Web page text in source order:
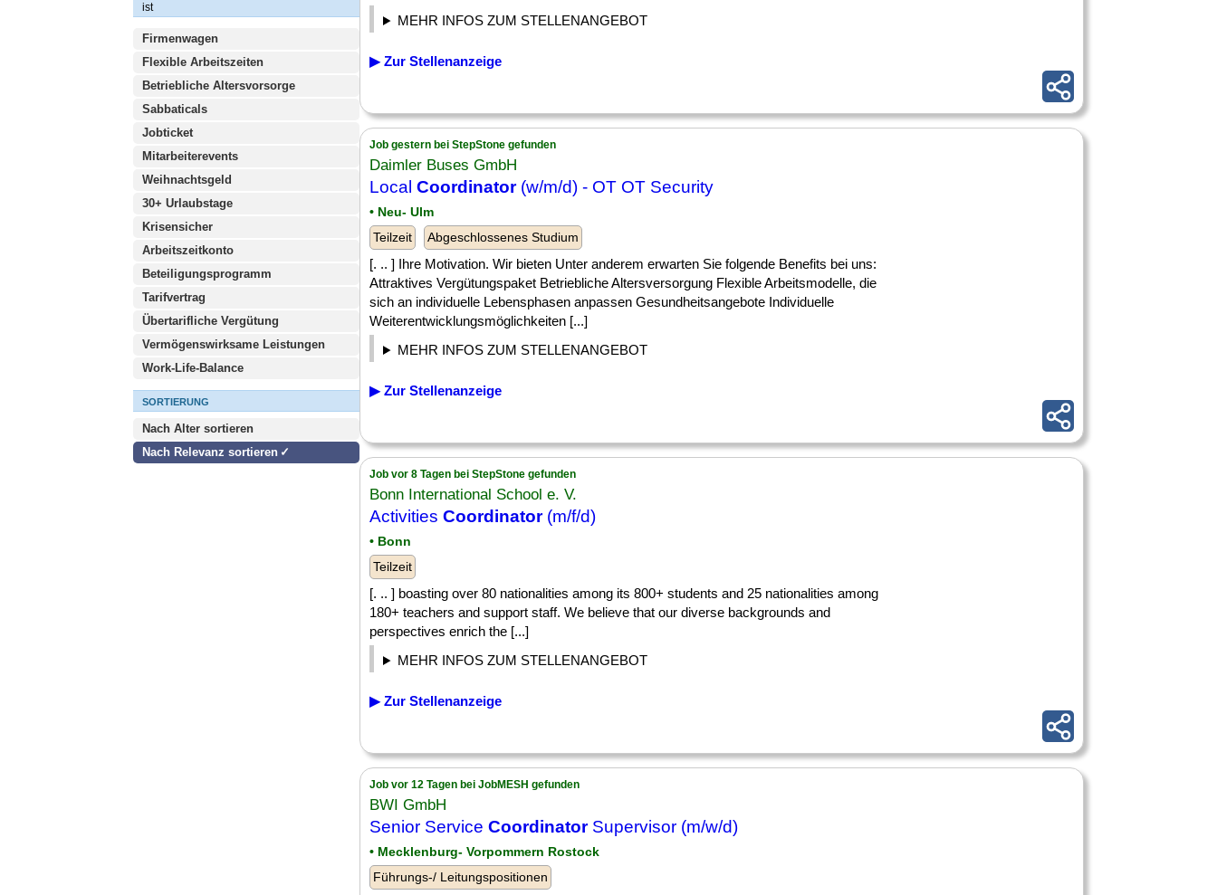
ist
Firmenwagen
Flexible Arbeitszeiten
Betriebliche Altersvorsorge
Sabbaticals
Jobticket
Mitarbeiterevents
Weihnachtsgeld
30+ Urlaubstage
Krisensicher
Arbeitszeitkonto
Beteiligungsprogramm
Tarifvertrag
Übertarifliche Vergütung
Vermögenswirksame Leistungen
Work-Life-Balance
SORTIERUNG
Nach Alter sortieren
Nach Relevanz sortieren
MEHR INFOS ZUM STELLENANGEBOT
▶ Zur Stellenanzeige
Job gestern bei StepStone gefunden
Daimler Buses GmbH
Local Coordinator(w/m/d) - OT OT Security
• Neu- Ulm
Teilzeit
Abgeschlossenes Studium
[. .. ] Ihre Motivation. Wir bieten Unter anderem erwarten Sie folgende Benefits bei uns:
Attraktives Vergütungspaket Betriebliche Altersversorgung Flexible Arbeitsmodelle, die
sich an individuelle Lebensphasen anpassen Gesundheitsangebote Individuelle
Weiterentwicklungsmöglichkeiten [...]
MEHR INFOS ZUM STELLENANGEBOT
▶ Zur Stellenanzeige
Job vor 8 Tagen bei StepStone gefunden
Bonn International School e. V.
Activities Coordinator(m/f/d)
• Bonn
Teilzeit
[. .. ] boasting over 80 nationalities among its 800+ students and 25 nationalities among
180+ teachers and support staff. We believe that our diverse backgrounds and
perspectives enrich the [...]
MEHR INFOS ZUM STELLENANGEBOT
▶ Zur Stellenanzeige
Job vor 12 Tagen bei JobMESH gefunden
BWI GmbH
Senior Service CoordinatorSupervisor (m/w/d)
• Mecklenburg- Vorpommern Rostock
Führungs-/ Leitungspositionen